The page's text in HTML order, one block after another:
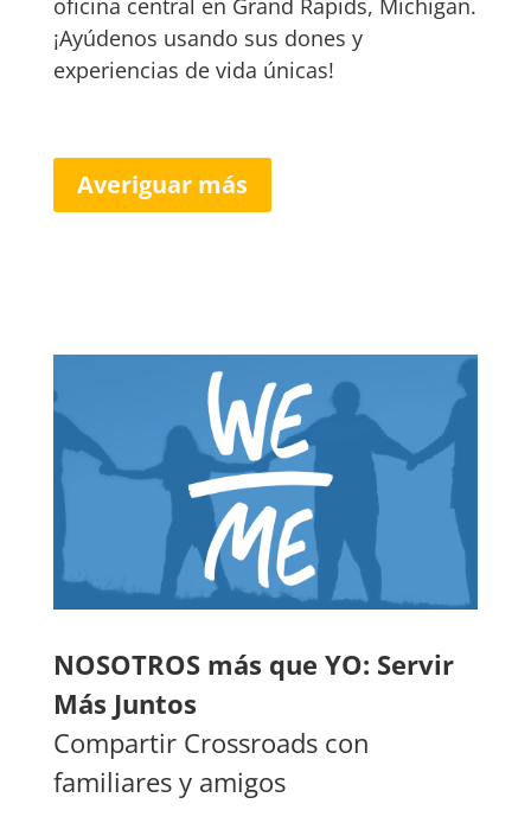
¡Ayúdenos usando sus dones y
experiencias de vida únicas!
Averiguar más
NOSOTROS más que YO: Servir
Más Juntos
Compartir Crossroads con
familiares y amigos